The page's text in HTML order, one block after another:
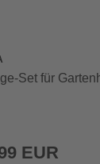
Set für
EUR